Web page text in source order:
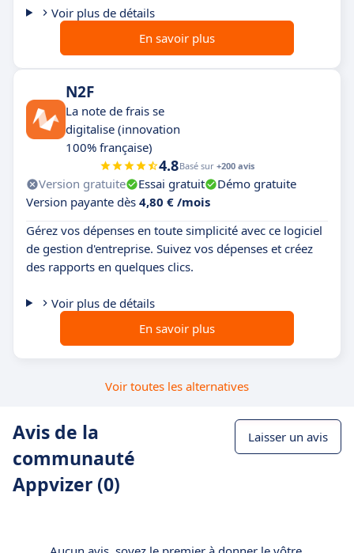
Voir plus de détails
En savoir plus
N2F
La note de frais se
digitalise (innovation
100% française)
4.8Basé sur +200 avis
Version gratuite Essai gratuit
Démo gratuite
Version payante dès 4,80 € /mois
Gérez vos dépenses en toute simplicité avec ce logiciel
de gestion d'entreprise. Suivez vos dépenses et créez
des rapports en quelques clics.
Voir plus de détails
En savoir plus
Voir toutes les alternatives
Avis de la
communauté
Appvizer (0)
Laisser un avis